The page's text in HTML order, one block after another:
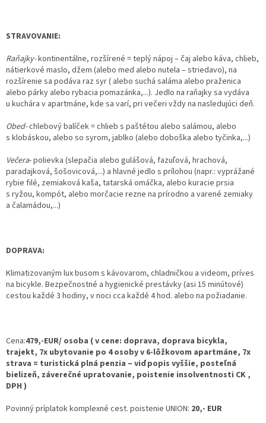
STRAVOVANIE:
Raňajky-kontinentálne, rozšírené = teplý nápoj – čaj alebo káva, chlieb,
nátierkové maslo, džem (alebo med alebo nutela – striedavo), na
rozšírenie sa podáva raz syr ( alebo suchá saláma alebo praženica
alebo párky alebo rybacia pomazánka,...). Jedlo na raňajky sa vydáva
u kuchára v apartmáne, kde sa varí, pri večeri vždy na nasledujúci deň.
Obed-chlebový balíček = chlieb s paštétou alebo salámou, alebo
s klobáskou, alebo so syrom, jablko (alebo doboška alebo tyčinka,...)
Večera- polievka (slepačia alebo gulášová, fazuľová, hrachová,
paradajková, šošovicová,...) a hlavné jedlo s prílohou (napr.: vyprážané
rybie filé, zemiaková kaša, tatarská omáčka, alebo kuracie prsia
s ryžou, kompót, alebo morčacie rezne na prírodno a varené zemiaky
a čalamádou,...)
DOPRAVA:
Klimatizovaným lux busom s kávovarom, chladničkou a videom, príves
na bicykle. Bezpečnostné a hygienické prestávky (asi 15 minútové)
cestou každé 3 hodiny, v noci cca každé 4 hod. alebo na požiadanie.
Cena:479,-EUR/ osoba ( v cene: doprava, doprava bicykla,
trajekt, 7x ubytovanie po 4 osoby v 6-lôžkovom apartmáne, 7x
strava = turistická plná penzia – viď popis vyššie, posteľná
bielizeň, záverečné upratovanie, poistenie insolventnosti CK ,
DPH )
Povinný príplatok komplexné cest. poistenie UNION: 20,- EUR